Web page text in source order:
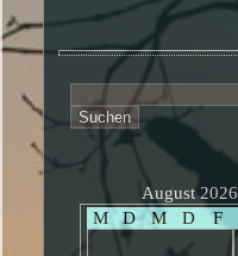
nach:
August 2026
M
D M D F